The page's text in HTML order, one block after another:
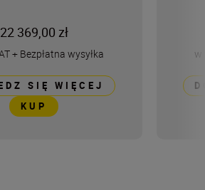
22 369,00 zł
+ Bezpłatna wysyłka
SIĘ WIĘCEJ
KUP
w